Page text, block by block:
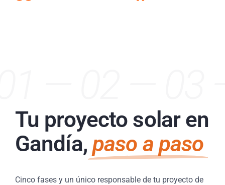
Tu proyecto solar en
Gandía, paso a paso
Cinco fases y un único responsable de tu proyecto de